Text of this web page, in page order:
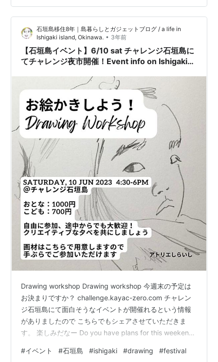
morigen1.hatenablog.com morigen1.hatenablog…
石垣島移住8年｜島暮らしとガジェットブログ / a life in
Ishigaki island, Okinawa. • 3年前
【石垣島イベント】6/10 sat チャレンジ石垣島に
てチャレンジ夜市開催！Event info on Ishigaki
Drawing workshop Drawing workshop 今週末の予定は
お決まりですか？ challenge.kayac-zero.com チャレン
ジ石垣島にて面白そうなイベントが開催れるという情報
がありましたので こちらでもシェアさせていただきま
す。 楽しみだなー Do you have plans for this weekend?
happening at Challenge Ishigaki Island, so I thought I
#イベント #石垣島 #ishigaki #drawing #festival